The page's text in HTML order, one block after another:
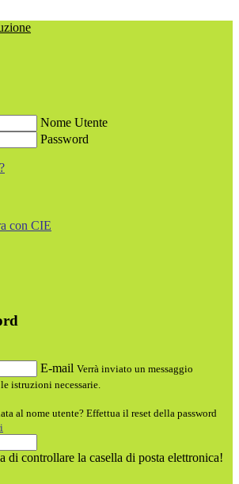
Nome Utente
Password
con CIE
E-mail Verrà inviato un messaggio
istruzioni necessarie.
al nome utente? Effettua il reset della password
di controllare la casella di posta elettronica!